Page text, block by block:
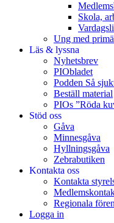
Skola,
Ung med
Läs & lyssna
Nyhetsbrev
PIObladet
Podden Så
Beställ material
PIOs ”Röda
Stöd oss
Gåva
Minnesgåva
Hyllningsgåva
Zebrabutiken
Kontakta oss
Kontakta
Regionala
Logga in